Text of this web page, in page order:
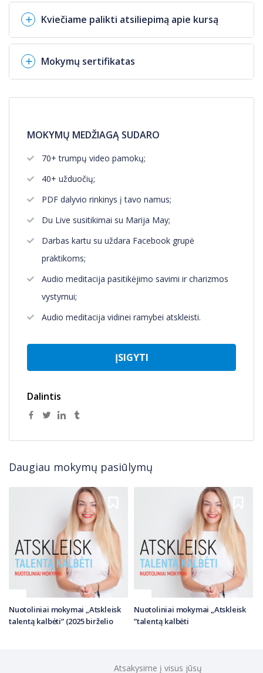
Kviečiame palikti atsiliepimą apie kursą
Mokymų sertifikatas
MOKYMŲ MEDŽIAGĄ SUDARO
70+ trumpų video pamokų;
40+ užduočių;
PDF dalyvio rinkinys į tavo namus;
Du Live susitikimai su Marija May;
Darbas kartu su uždara Facebook grupė
praktikoms;
Audio meditacija pasitikėjimo savimi ir charizmos
vystymui;
Audio meditacija vidinei ramybei atskleisti.
ĮSIGYTI
Dalintis
Daugiau mokymų pasiūlymų
Nuotoliniai mokymai „Atskleisk
talentą kalbėti”
Nuotoliniai mokymai „Atskleisk
talentą kalbėti” (2025 birželio
Atsakysime į visus jūsų